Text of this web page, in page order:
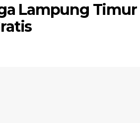
Lampung Timur